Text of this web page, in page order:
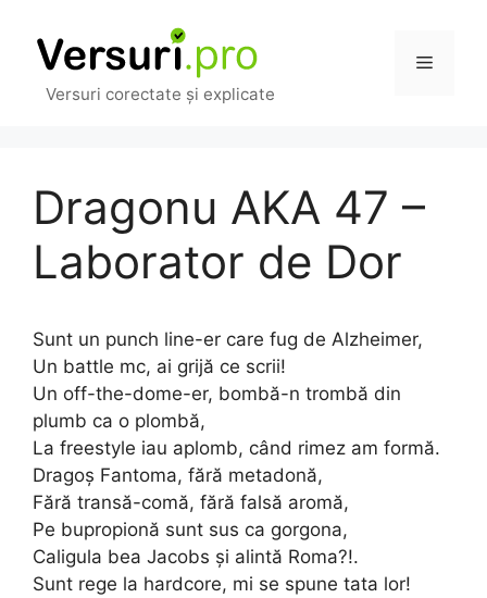
conținut
Versuri corectate și explicate
Meniu
Dragonu AKA 47 –
Laborator de Dor
Sunt un punch line-er care fug de Alzheimer,
Un battle mc, ai grijă ce scrii!
Un off-the-dome-er, bombă-n trombă din
plumb ca o plombă,
La freestyle iau aplomb, când rimez am formă.
Dragoș Fantoma, fără metadonă,
Fără transă-comă, fără falsă aromă,
Pe bupropionă sunt sus ca gorgona,
Caligula bea Jacobs și alintă Roma?!.
Sunt rege la hardcore, mi se spune tata lor!